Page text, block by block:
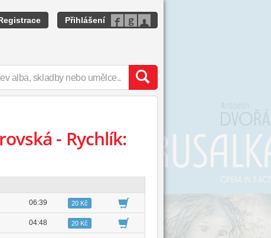
Přihlášení
- Rychlík:
06:39 20 Kč
04:48 20 Kč